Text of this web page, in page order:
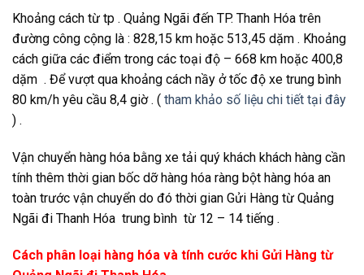
Khoảng cách từ tp . Quảng Ngãi đến TP. Thanh Hóa trên
đường công cộng là : 828,15 km hoặc 513,45 dặm . Khoảng
cách giữa các điểm trong các toại độ – 668 km hoặc 400,8
dặm . Để vượt qua khoảng cách nầy ở tốc độ xe trung bình
80 km/h yêu cầu 8,4 giờ . ( tham khảo số liệu chi tiết tại đây
) .
Vận chuyển hàng hóa bằng xe tải quý khách khách hàng cần
tính thêm thời gian bốc dỡ hàng hóa ràng bột hàng hóa an
toàn trước vận chuyển do đó thời gian Gửi Hàng từ Quảng
Ngãi đi Thanh Hóa trung bình từ 12 – 14 tiếng .
Cách phân loại hàng hóa và tính cước khi Gửi Hàng từ